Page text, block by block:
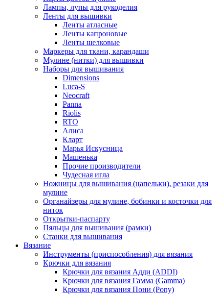
Лампы, лупы для рукоделия
Ленты для вышивки
Ленты атласные
Ленты капроновые
Ленты шелковые
Маркеры для ткани, карандаши
Мулине (нитки) для вышивки
Наборы для вышивания
Dimensions
Luca-S
Neocraft
Panna
Riolis
RTO
Алиса
Кларт
Марья Искусница
Машенька
Прочие производители
Чудесная игла
Ножницы для вышивания (цапельки), резаки для
мулине
Органайзеры для мулине, бобинки и косточки для
ниток
Открытки-паспарту
Пяльцы для вышивания (рамки)
Станки для вышивания
Вязание
Инструменты (приспособления) для вязания
Крючки для вязания
Крючки для вязания Адди (ADDI)
Крючки для вязания Гамма (Gamma)
Крючки для вязания Пони (Pony)